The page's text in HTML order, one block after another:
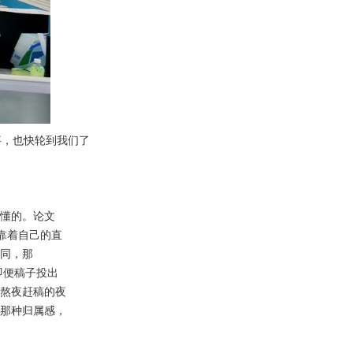
也快轮到我们了
的。论文
着自己的直
，那
稿子投出
夜赶稿的夜
种归属感，